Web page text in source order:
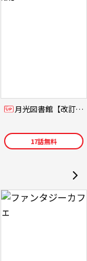
月光図書館【改訂版】
17話無料